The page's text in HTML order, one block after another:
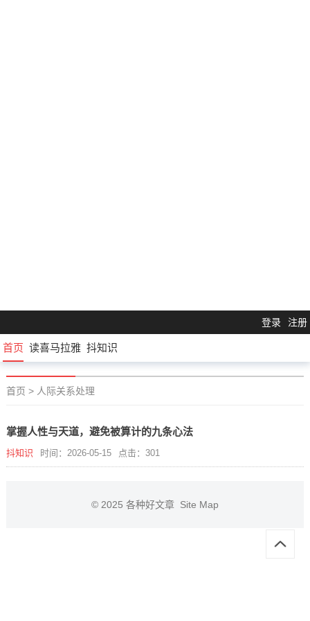
登录 注册
首页 读喜马拉雅 抖知识
首页 > 人际关系处理
掌握人性与天道，避免被算计的九条心法
抖知识 时间：2026-05-15 点击：301
© 2025 各种好文章 Site Map